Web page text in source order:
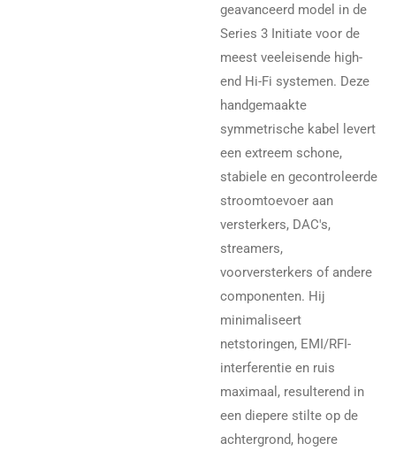
geavanceerd model in de
Series 3 Initiate voor de
meest veeleisende high-
end Hi-Fi systemen. Deze
handgemaakte
symmetrische kabel levert
een extreem schone,
stabiele en gecontroleerde
stroomtoevoer aan
versterkers, DAC's,
streamers,
voorversterkers of andere
componenten. Hij
minimaliseert
netstoringen, EMI/RFI-
interferentie en ruis
maximaal, resulterend in
een diepere stilte op de
achtergrond, hogere